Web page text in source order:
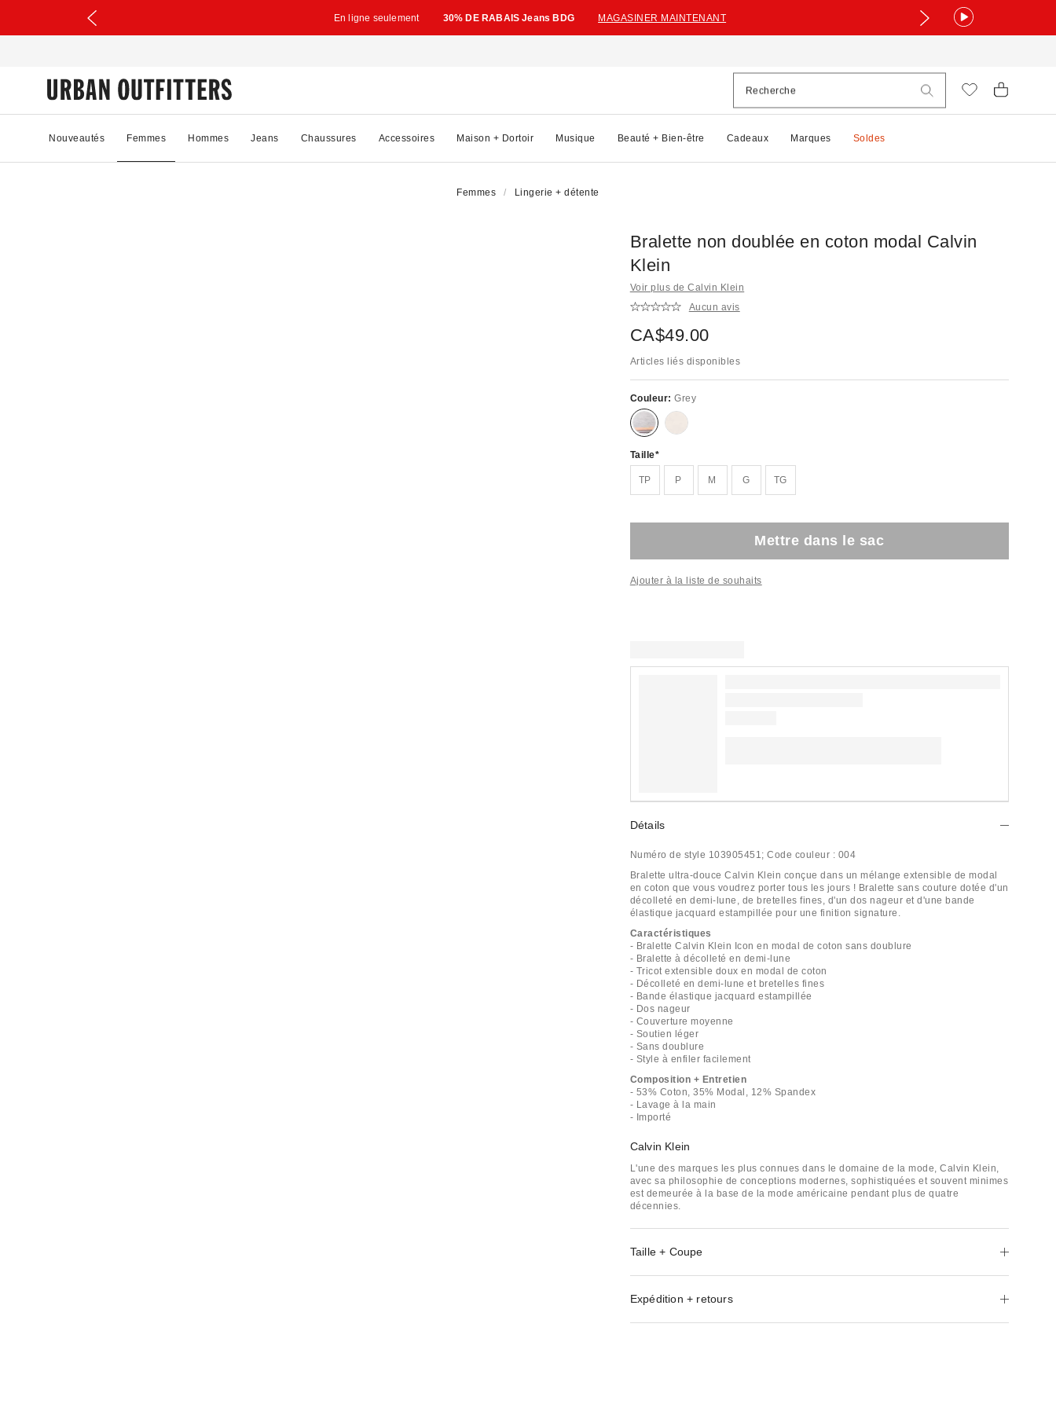
En ligne seulement 30% DE RABAIS Jeans BDG MAGASINER MAINTENANT
Nouveautés Femmes Hommes Jeans Chaussures Accessoires Maison + Dortoir Musique Beauté + Bien-être Cadeaux Marques Soldes
Femmes Lingerie + détente
Bralette non doublée en coton modal Calvin
Klein
Voir plus de Calvin Klein
Aucun avis
CA$49.00
Articles liés disponibles
Couleur:Grey
Taille
TP P M G TG
Mettre dans le sac
Ajouter à la liste de souhaits
Détails
Numéro de style 103905451; Code couleur : 004
Bralette ultra-douce Calvin Klein conçue dans un mélange extensible de modal
en coton que vous voudrez porter tous les jours ! Bralette sans couture dotée d'un
décolleté en demi-lune, de bretelles fines, d'un dos nageur et d'une bande
élastique jacquard estampillée pour une finition signature.
Caractéristiques
- Bralette Calvin Klein Icon en modal de coton sans doublure
- Bralette à décolleté en demi-lune
- Tricot extensible doux en modal de coton
- Décolleté en demi-lune et bretelles fines
- Bande élastique jacquard estampillée
- Dos nageur
- Couverture moyenne
- Soutien léger
- Sans doublure
- Style à enfiler facilement
Composition + Entretien
- 53% Coton, 35% Modal, 12% Spandex
- Lavage à la main
- Importé
Calvin Klein
L'une des marques les plus connues dans le domaine de la mode, Calvin Klein,
avec sa philosophie de conceptions modernes, sophistiquées et souvent minimes
est demeurée à la base de la mode américaine pendant plus de quatre
décennies.
Taille + Coupe
Expédition + retours